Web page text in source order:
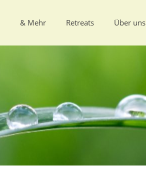
& Mehr Retreats Über uns